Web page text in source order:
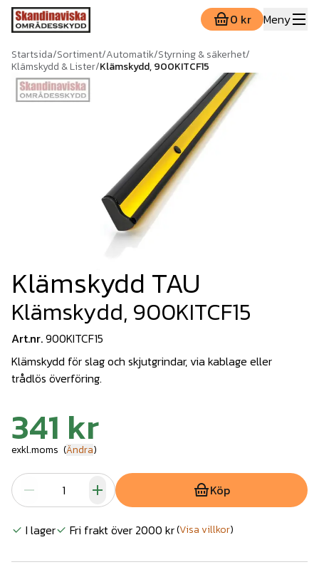
0 kr Meny
Startsida/Sortiment/Automatik/Styrning & säkerhet/
Klämskydd & Lister/Klämskydd, 900KITCF15
Klämskydd TAU
Klämskydd, 900KITCF15
Art.nr.900KITCF15
Klämskydd för slag och skjutgrindar, via kablage eller
trådlös överföring.
341 kr
exkl.moms (Ändra)
Köp
I lager Fri frakt över 2000 kr(Visa villkor)